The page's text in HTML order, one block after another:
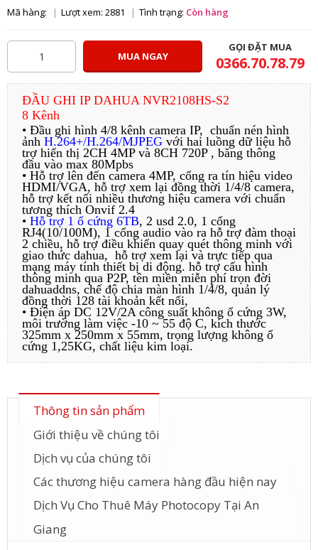
Mã hàng: Lượt xem: 2881 Tình trạng: Còn hàng
MUA NGAY
GỌI ĐẶT MUA
0366.70.78.79
ĐẦU GHI IP DAHUA NVR2108HS-S2
8 Kênh
• Đầu ghi hình 4/8 kênh camera IP, chuẩn nén hình
ảnh H.264+/H.264/MJPEG với hai luồng dữ liệu hỗ
trợ hiển thị 2CH 4MP và 8CH 720P , băng thông
đầu vào max 80Mpbs
• Hỗ trợ lên đến camera 4MP, cổng ra tín hiệu video
HDMI/VGA, hỗ trợ xem lại đồng thời 1/4/8 camera,
hỗ trợ kết nối nhiều thương hiệu camera với chuẩn
tương thích Onvif 2.4
• Hỗ trợ 1 ổ cứng 6TB, 2 usd 2.0, 1 cổng
RJ4(10/100M), 1 cổng audio vào ra hỗ trợ đàm thoại
2 chiều, hỗ trợ điều khiển quay quét thông minh với
giao thức dahua, hỗ trợ xem lại và trực tiếp qua
mạng máy tính thiết bị di động. hỗ trợ cấu hình
thông minh qua P2P, tên miền miễn phí trọn đời
dahuaddns, chế độ chia màn hình 1/4/8, quản lý
đồng thời 128 tài khoản kết nối,
• Điện áp DC 12V/2A công suất không ổ cứng 3W,
môi trường làm việc -10 ~ 55 độ C, kích thước
325mm x 250mm x 55mm, trọng lượng không ổ
cứng 1,25KG, chất liệu kim loại.
Thông tin sản phẩm
Giới thiệu về chúng tôi
Dịch vụ của chúng tôi
Các thương hiệu camera hàng đầu hiện nay
Dịch Vụ Cho Thuê Máy Photocopy Tại An
Giang